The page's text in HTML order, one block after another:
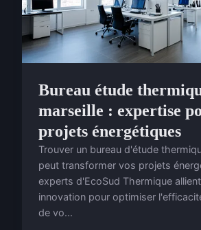
Bureau étude
marseille : expertise
projets énergétiques
Trouver un bureau d'étude
peut transformer vos projets
experts d'EcoSud Thermique
innovation pour optimiser
de vo...